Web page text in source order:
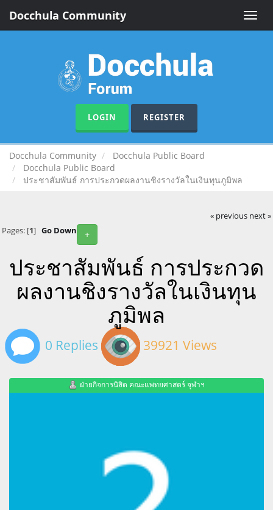
Toggle
Docchula Community
LOGIN REGISTER
Docchula Community
Docchula Public Board
Docchula Public Board
ประชาสัมพันธ์ การประกวดผลงานชิงรางวัลในเงินทุนภูมิพล
« previous next »
+
Pages: [1] Go Down
ประชาสัมพันธ์ การประกวด
ผลงานชิงรางวัลในเงินทุน
ภูมิพล
0 Replies 39921 Views
ฝ่ายกิจการนิสิต คณะแพทยศาสตร์ จุฬาฯ